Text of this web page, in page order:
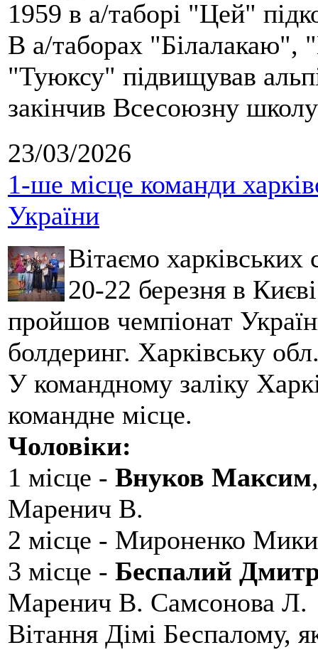
1959 в а/таборі "Цей"
В а/таборах "Білалакаю",
"Туюксу" підвищував
закінчив Всесоюзну
23/03/2026
1-ше місце команди
України
Вітаємо
20-22 березня в
пройшов чемпіонат
болдеринг. Харківську
У командному заліку
командне місце.
Чоловіки:
1 місце - Внуков Максим
Маренич В.
2 місце - Мироненко
3 місце - Беспалий
Маренич В. Самсонова Л.
Вітання Дімі Беспалому,